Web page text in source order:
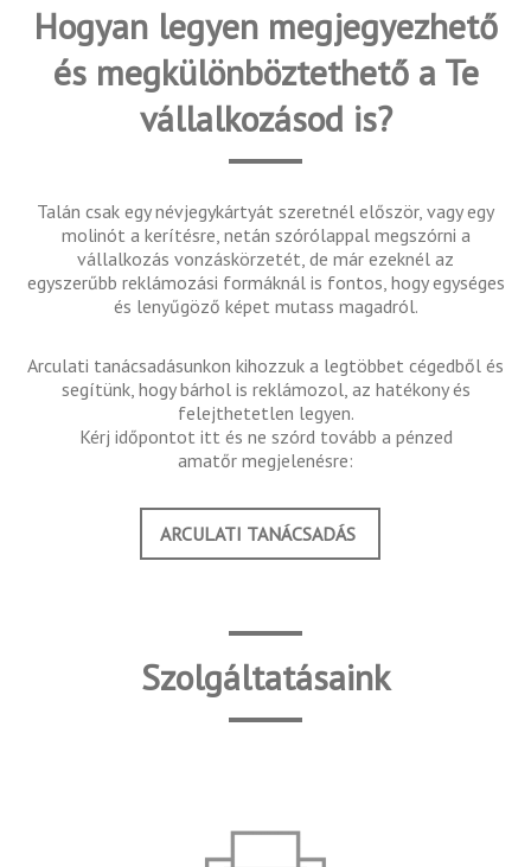
Hogyan legyen megjegyezhető
és megkülönböztethető a Te
vállalkozásod is?
Talán csak egy névjegykártyát szeretnél először, vagy egy
molinót a kerítésre, netán szórólappal megszórni a
vállalkozás vonzáskörzetét, de már ezeknél az
egyszerűbb reklámozási formáknál is fontos, hogy egységes
és lenyűgöző képet mutass magadról.
Arculati tanácsadásunkon kihozzuk a legtöbbet cégedből és
segítünk, hogy bárhol is reklámozol, az hatékony és
felejthetetlen legyen.
Kérj időpontot itt és ne szórd tovább a pénzed
amatőr megjelenésre:
ARCULATI TANÁCSADÁS
Szolgáltatásaink